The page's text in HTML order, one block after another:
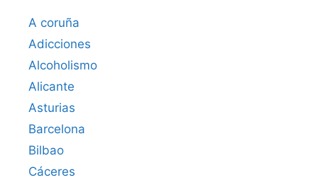
A coruña
Adicciones
Alcoholismo
Alicante
Asturias
Barcelona
Bilbao
Cáceres‎